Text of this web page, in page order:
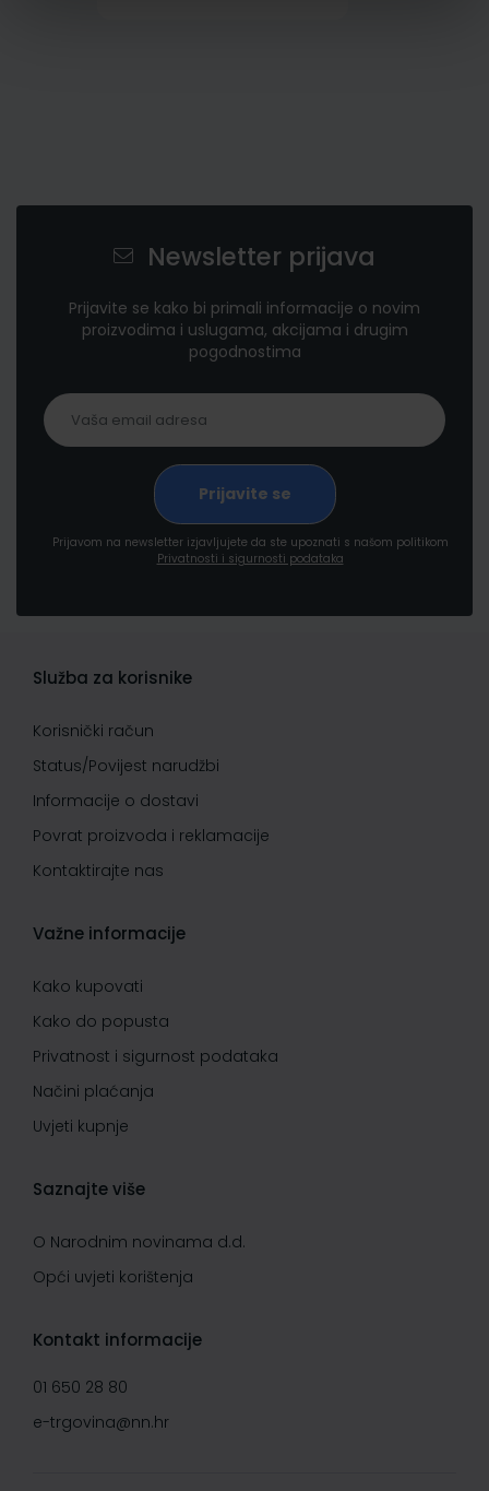
Newsletter prijava
Prijavite se kako bi primali informacije o novim
proizvodima i uslugama, akcijama i drugim
pogodnostima
Prijavom na newsletter izjavljujete da ste upoznati s našom politikom
Privatnosti i sigurnosti podataka
Služba za korisnike
Korisnički račun
Status/Povijest narudžbi
Informacije o dostavi
Povrat proizvoda i reklamacije
Kontaktirajte nas
Važne informacije
Kako kupovati
Kako do popusta
Privatnost i sigurnost podataka
Načini plaćanja
Uvjeti kupnje
Saznajte više
O Narodnim novinama d.d.
Opći uvjeti korištenja
Kontakt informacije
01 650 28 80
e-trgovina@nn.hr